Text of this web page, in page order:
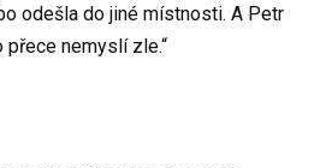
odešla do jiné místnosti. A Petr
přece nemyslí zle.“